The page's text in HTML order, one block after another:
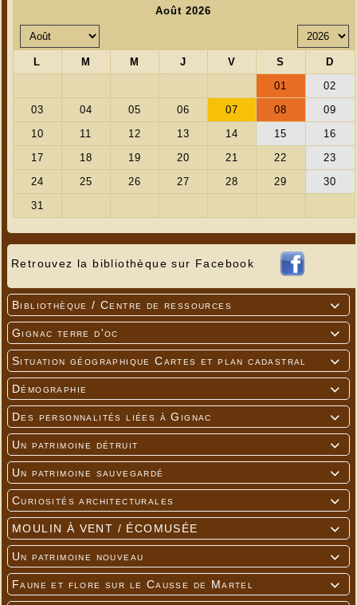
Retrouvez la bibliothèque sur Facebook

Bibliothèque / Centre de ressources

Gignac terre d'oc

Situation géographique Cartes et plan cadastral

Démographie

Des personnalités liées à Gignac

Un patrimoine détruit

Un patrimoine sauvegardé

Curiosités architecturales

MOULIN À VENT / ÉCOMUSÉE

Un patrimoine nouveau

Faune et flore sur le Causse de Martel